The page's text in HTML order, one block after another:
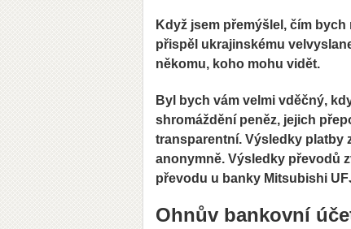
Když jsem přemýšlel, čím
přispěl ukrajinskému
někomu, koho mohu vidět.
Byl bych vám velmi vděčný,
shromáždění peněz, jejich
transparentní. Výsledky platby
anonymně. Výsledky převodů
převodu u banky Mitsubishi
Ohnův bankovní